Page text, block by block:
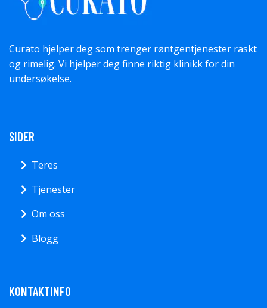
Curato hjelper deg som trenger røntgentjenester raskt
og rimelig. Vi hjelper deg finne riktig klinikk for din
undersøkelse.
SIDER
Teres
Tjenester
Om oss
Blogg
KONTAKTINFO